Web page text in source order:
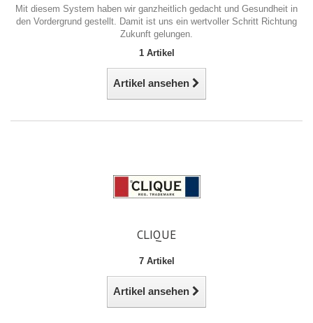
Mit diesem System haben wir ganzheitlich gedacht und Gesundheit in
den Vordergrund gestellt. Damit ist uns ein wertvoller Schritt Richtung
Zukunft gelungen.
1 Artikel
Artikel ansehen
CLIQUE
7 Artikel
Artikel ansehen